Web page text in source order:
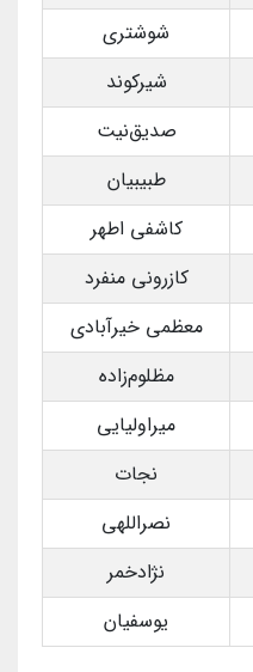
شوشتری
شیرکوند
صدیق‌نیت
طبیبیان
کاشفی اطهر
کازرونی منفرد
معظمی خیرآبادی
مظلوم‌زاده
میراولیایی
نجات
نصراللهی
نژاد‌خمر
یوسفیان